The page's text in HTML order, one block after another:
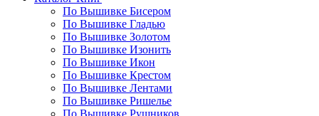
По Вышивке Бисером
По Вышивке Гладью
По Вышивке Золотом
По Вышивке Изонить
По Вышивке Икон
По Вышивке Крестом
По Вышивке Лентами
По Вышивке Ришелье
По Вышивке Рушников